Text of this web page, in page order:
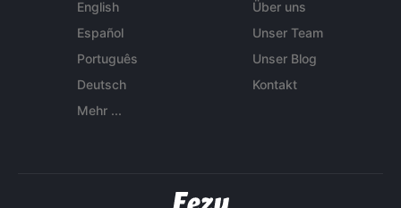
English
Español
Português
Deutsch
Mehr ...
Über uns
Unser Team
Unser Blog
Kontakt